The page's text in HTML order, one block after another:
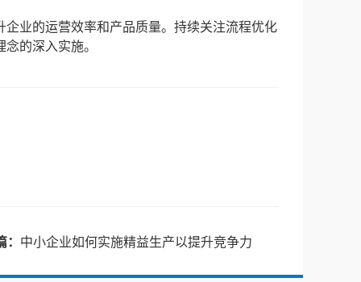
业的运营效率和产品质量。持续关注流程优化
的深入实施。
中小企业如何实施精益生产以提升竞争力